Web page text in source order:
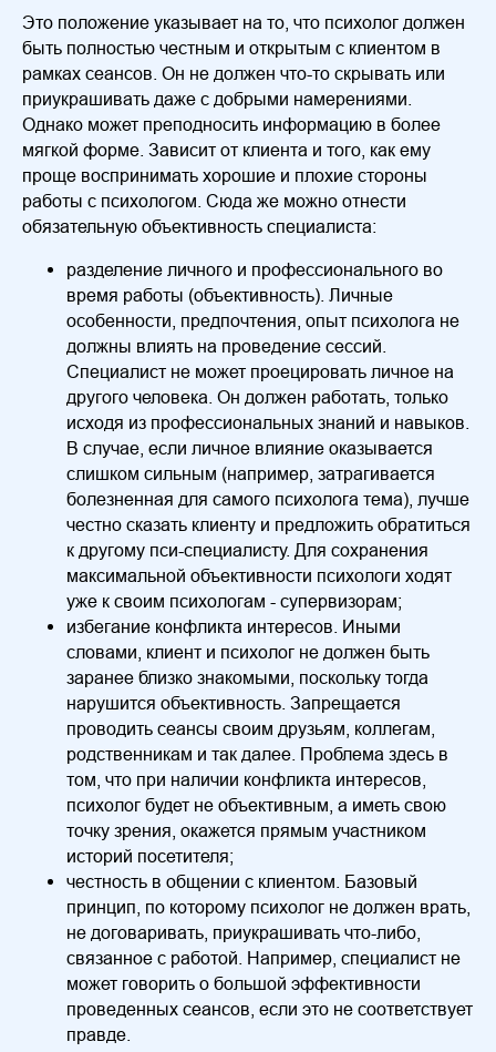
Это положение указывает на то, что психолог должен
быть полностью честным и открытым с клиентом в
рамках сеансов. Он не должен что-то скрывать или
приукрашивать даже с добрыми намерениями.
Однако может преподносить информацию в более
мягкой форме. Зависит от клиента и того, как ему
проще воспринимать хорошие и плохие стороны
работы с психологом. Сюда же можно отнести
обязательную объективность специалиста:
разделение личного и профессионального во
время работы (объективность). Личные
особенности, предпочтения, опыт психолога не
должны влиять на проведение сессий.
Специалист не может проецировать личное на
другого человека. Он должен работать, только
исходя из профессиональных знаний и навыков.
В случае, если личное влияние оказывается
слишком сильным (например, затрагивается
болезненная для самого психолога тема), лучше
честно сказать клиенту и предложить обратиться
к другому пси-специалисту. Для сохранения
максимальной объективности психологи ходят
уже к своим психологам - супервизорам;
избегание конфликта интересов. Иными
словами, клиент и психолог не должен быть
заранее близко знакомыми, поскольку тогда
нарушится объективность. Запрещается
проводить сеансы своим друзьям, коллегам,
родственникам и так далее. Проблема здесь в
том, что при наличии конфликта интересов,
психолог будет не объективным, а иметь свою
точку зрения, окажется прямым участником
историй посетителя;
честность в общении с клиентом. Базовый
принцип, по которому психолог не должен врать,
не договаривать, приукрашивать что-либо,
связанное с работой. Например, специалист не
может говорить о большой эффективности
проведенных сеансов, если это не соответствует
правде.